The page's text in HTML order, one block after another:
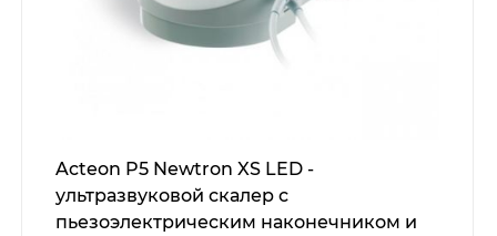
Acteon P5 Newtron XS LED -
ультразвуковой скалер с
пьезоэлектрическим наконечником и